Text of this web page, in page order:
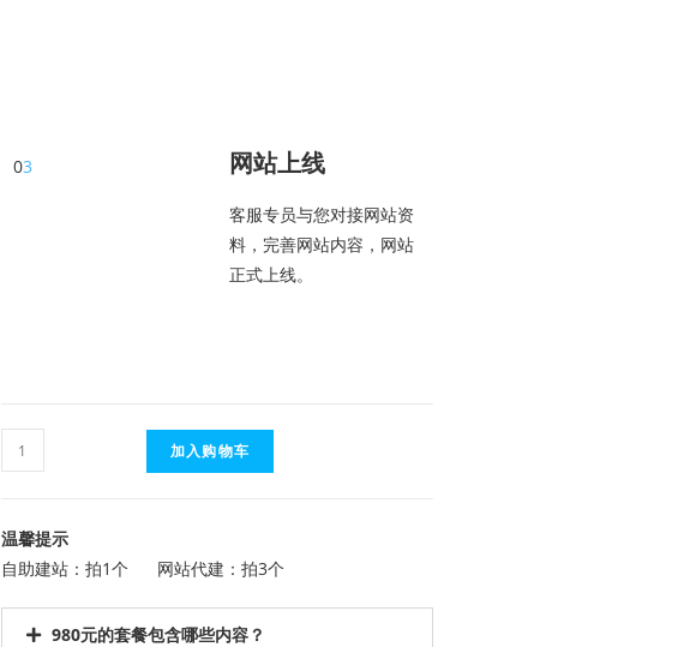
03 网站上线
客服专员与您对接网站资
料，完善网站内容，网站
正式上线。
加入购物车
温馨提示
自助建站：拍1个 网站代建：拍3个
980元的套餐包含哪些内容？